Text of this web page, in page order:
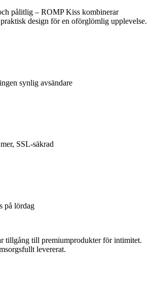
pålitlig – ROMP Kiss kombinerar
design för en oförglömlig upplevelse.
synlig avsändare
SSL-säkrad
på lördag
tillgång till premiumprodukter för intimitet.
levererat.